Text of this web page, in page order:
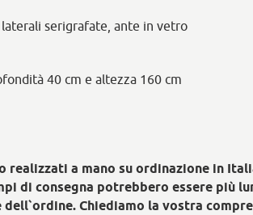
serigrafate, ante in vetro
40 cm e altezza 160 cm
a mano su ordinazione in
di consegna potrebbero essere più
dell`ordine. Chiediamo la vostra